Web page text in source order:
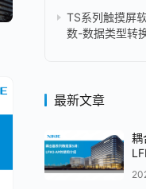
TS系列触摸屏
数-数据类型转
最新文章
耦